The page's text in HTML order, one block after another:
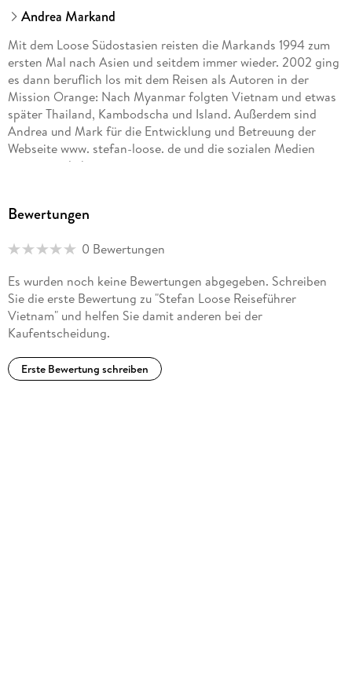
Andrea Markand
Mit dem Loose Südostasien reisten die Markands 1994 zum
ersten Mal nach Asien und seitdem immer wieder. 2002 ging
es dann beruflich los mit dem Reisen als Autoren in der
Mission Orange: Nach Myanmar folgten Vietnam und etwas
später Thailand, Kambodscha und Island. Außerdem sind
Andrea und Mark für die Entwicklung und Betreuung der
Webseite www. stefan-loose. de und die sozialen Medien
verantwortlich.
Bewertungen
0 Bewertungen
Es wurden noch keine Bewertungen abgegeben. Schreiben
Sie die erste Bewertung zu "Stefan Loose Reiseführer
Vietnam" und helfen Sie damit anderen bei der
Kaufentscheidung.
Erste Bewertung schreiben